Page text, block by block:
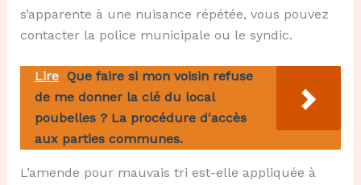
s’apparente à une nuisance répétée, vous pouvez
contacter la police municipale ou le syndic.
Lire Que faire si mon voisin refuse
de me donner la clé du local
poubelles ? La procédure d'accès
aux parties communes.
L’amende pour mauvais tri est-elle appliquée à